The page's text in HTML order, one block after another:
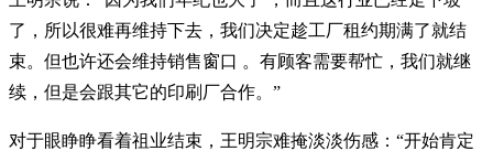
了，所以很难再维持下去，我们决定趁工厂租约期满了就结
束。但也许还会维持销售窗口 。有顾客需要帮忙，我们就继
续，但是会跟其它的印刷厂合作。”
对于眼睁睁看着祖业结束，王明宗难掩淡淡伤感：“开始肯定